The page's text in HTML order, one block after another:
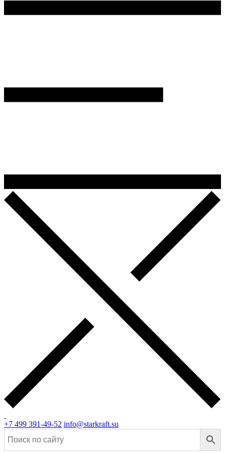
+7 499 391-49-52 info@starkraft.su